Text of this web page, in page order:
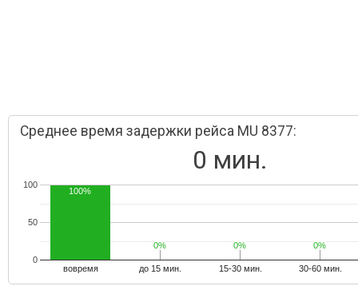
Среднее время задержки рейса MU 8377:
0 мин.
вовремя до 15 мин. 15-30 мин. 30-60 мин.
0
50
100
100%
0%
0% 0%
0% 0%
0%